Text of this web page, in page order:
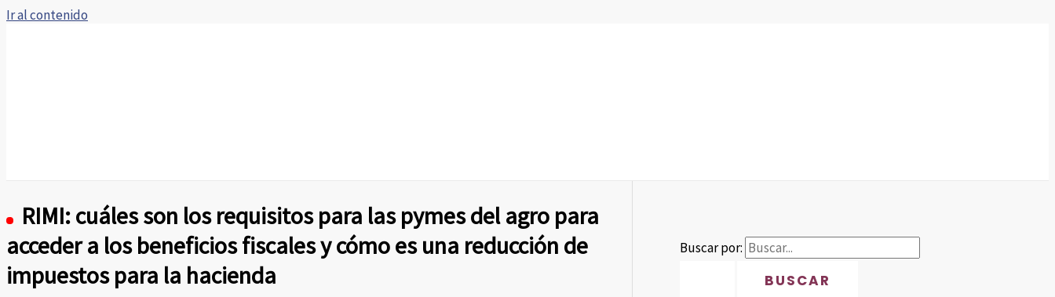
Ir al contenido
RIMI: cuáles son los requisitos para las pymes del agro para
acceder a los beneficios fiscales y cómo es una reducción de
impuestos para la hacienda
Buscar por: